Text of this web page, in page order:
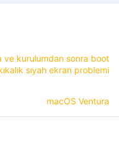
ve kurulumdan sonra boot
sıyah ekran problemi
macOS Ventura